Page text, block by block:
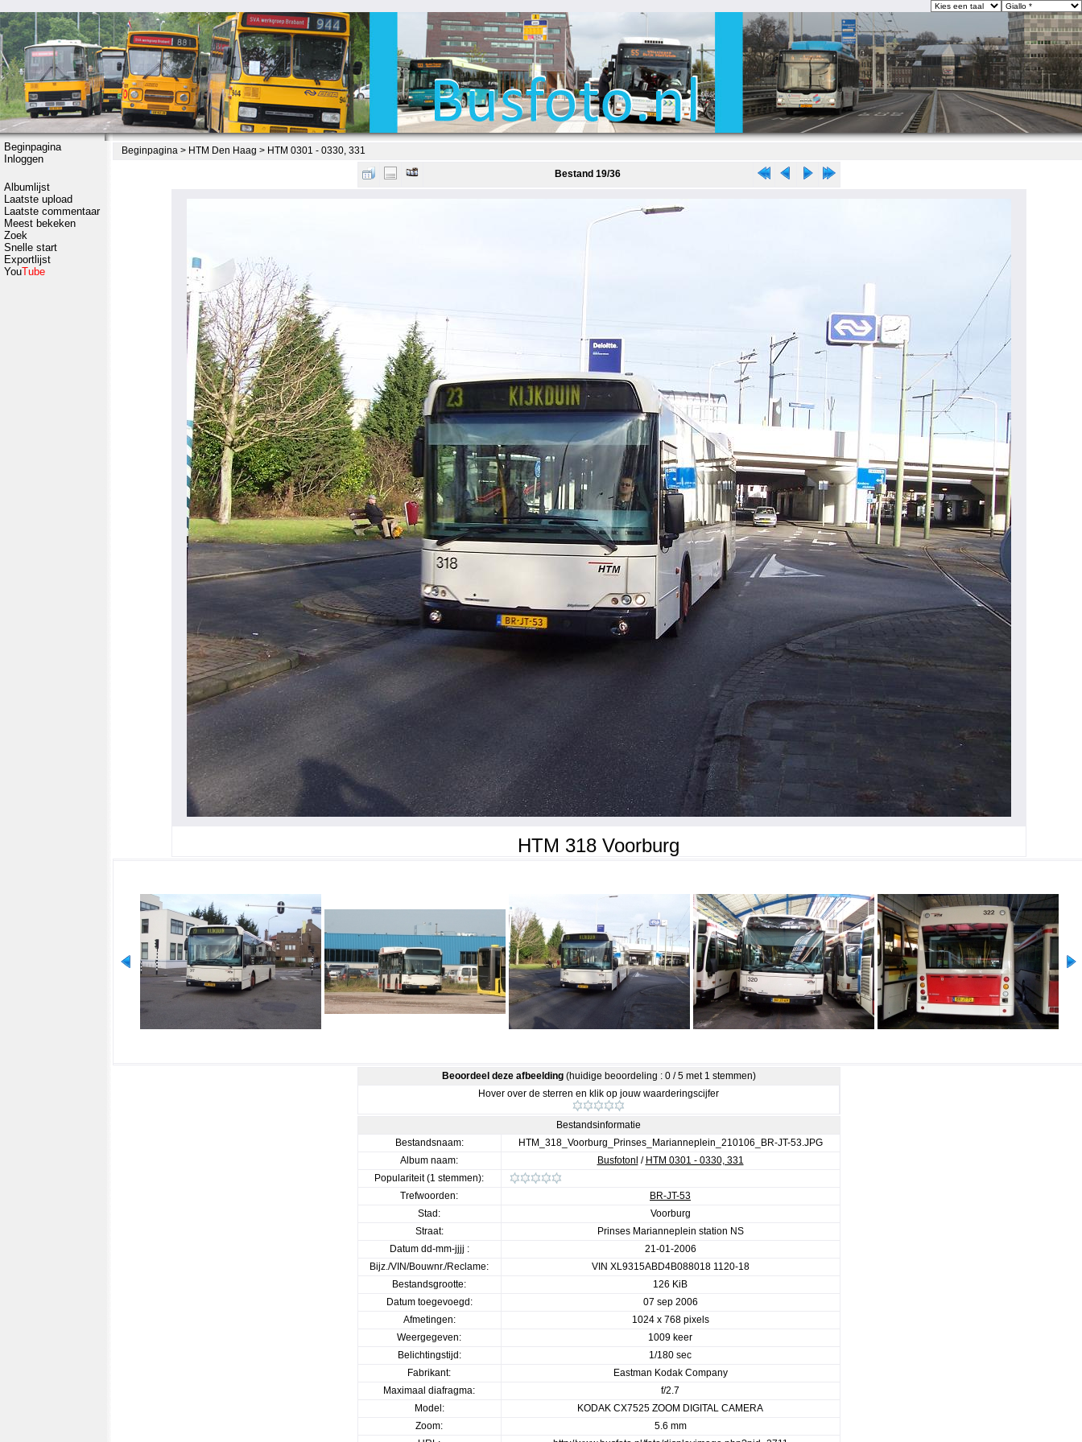
Beginpagina
Inloggen
Albumlijst
Laatste upload
Laatste commentaar
Meest bekeken
Zoek
Snelle start
Exportlijst
YouTube
Beginpagina > HTM Den Haag > HTM 0301 - 0330, 331
Bestand 19/36
HTM 318 Voorburg
Beoordeel deze afbeelding(huidige beoordeling : 0 / 5 met 1 stemmen)
Hover over de sterren en klik op jouw waarderingscijfer
Bestandsinformatie
Bestandsnaam:
HTM_318_Voorburg_Prinses_Marianneplein_210106_BR-JT-53.JPG
Album naam:
Busfotonl / HTM 0301 - 0330, 331
Populariteit (1 stemmen):
Trefwoorden:
BR-JT-53
Stad:
Voorburg
Straat:
Prinses Marianneplein station NS
Datum dd-mm-jjjj :
21-01-2006
Bijz./VIN/Bouwnr./Reclame:
VIN XL9315ABD4B088018 1120-18
Bestandsgrootte:
126 KiB
Datum toegevoegd:
07 sep 2006
Afmetingen:
1024 x 768 pixels
Weergegeven:
1009 keer
Belichtingstijd:
1/180 sec
Fabrikant:
Eastman Kodak Company
Maximaal diafragma:
f/2.7
Model:
KODAK CX7525 ZOOM DIGITAL CAMERA
Zoom:
5.6 mm